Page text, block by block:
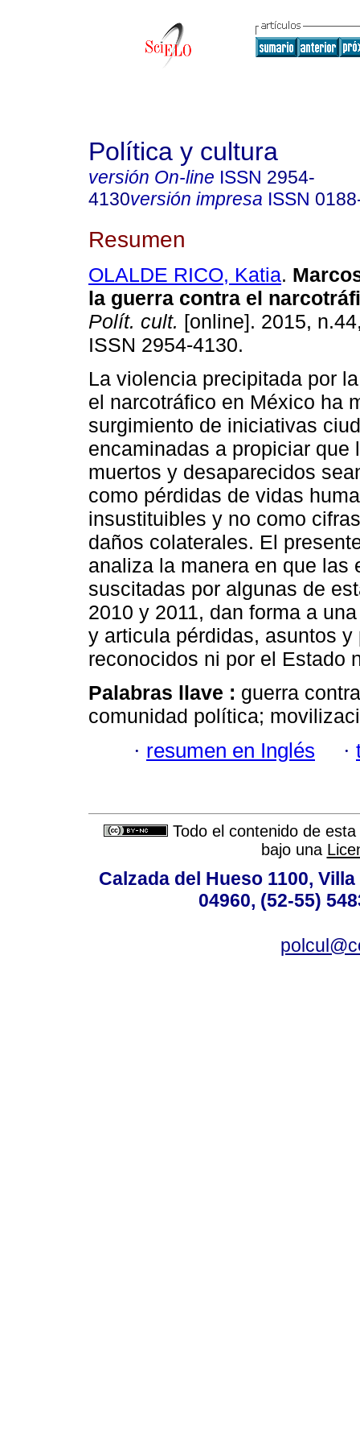
Política y cultura
versión On-line ISSN 2954-
4130versión impresa ISSN
Resumen
OLALDE RICO, Katia.
la guerra contra el
Polít. cult. [online]. 2015,
ISSN 2954-4130.
La violencia precipitada por
el narcotráfico en México ha
surgimiento de iniciativas
encaminadas a propiciar que
muertos y desaparecidos
como pérdidas de vidas
insustituibles y no como
daños colaterales. El
analiza la manera en que
suscitadas por algunas de
2010 y 2011, dan forma a
y articula pérdidas, asuntos
reconocidos ni por el Estado
Palabras llave : guerra
comunidad política;
· resumen en Inglés ·
Todo el contenido de
bajo una
Calzada del Hueso 1100,
04960, (52-55)